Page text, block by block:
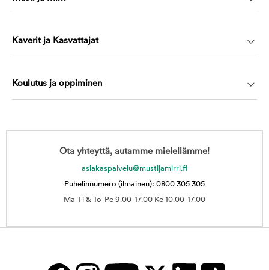
Kaverit ja Kasvattajat
Koulutus ja oppiminen
Ota yhteyttä, autamme mielellämme!
asiakaspalvelu@mustijamirri.fi
Puhelinnumero (ilmainen): 0800 305 305
Ma-Ti & To-Pe 9.00-17.00 Ke 10.00-17.00